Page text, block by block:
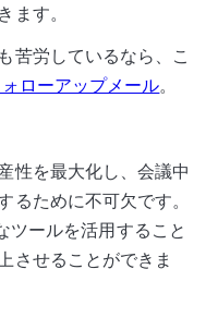
ます。
苦労しているなら、こ
ローアップメール。
性を最大化し、会議中
るために不可欠です。
ツールを活用すること
させることができま